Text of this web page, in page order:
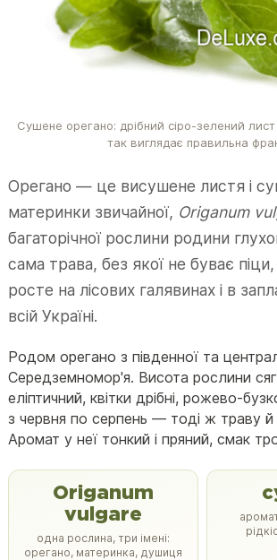
Сушене орегано: дрібний сіро-зелений
так виглядає правильна
Орегано — це висушене листя і
материнки звичайної, Origanum
багаторічної рослини родини
сама трава, без якої не буває
росте на лісових галявинах і в
всій Україні.
Родом орегано з південної та
Середземномор'я. Висота рослини
еліптичний, квітки дрібні, рожево-
з червня по серпень — тоді ж траву й
Аромат у неї тонкий і пряний, смак
Origanum
vulgare
одна рослина, три імені:
орегано, материнка, душиця